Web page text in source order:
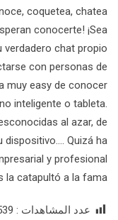
coquetea, chatea
conocerte! ¡Sea
chat propio
con personas de
muy easy de conocer
inteligente o tableta.
al azar, de
dispositivo…. Quizá ha
y profesional
la catapultó a la fama.
عدد المشاهدات :